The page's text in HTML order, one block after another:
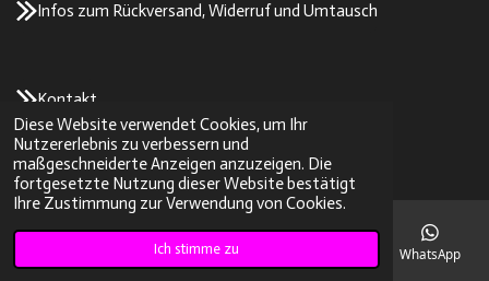
Diese Website verwendet Cookies, um Ihr
Nutzererlebnis zu verbessern und
maßgeschneiderte Anzeigen anzuzeigen. Die
fortgesetzte Nutzung dieser Website bestätigt
Ihre Zustimmung zur Verwendung von Cookies.
Ich stimme zu
Infos zum Rückversand, Widerruf und Umtausch
Kontakt
© 2023 - 2026 2stroke-parts/SK-Tuning
Mit Unterstützung von Webador
Telefon Karte WhatsApp